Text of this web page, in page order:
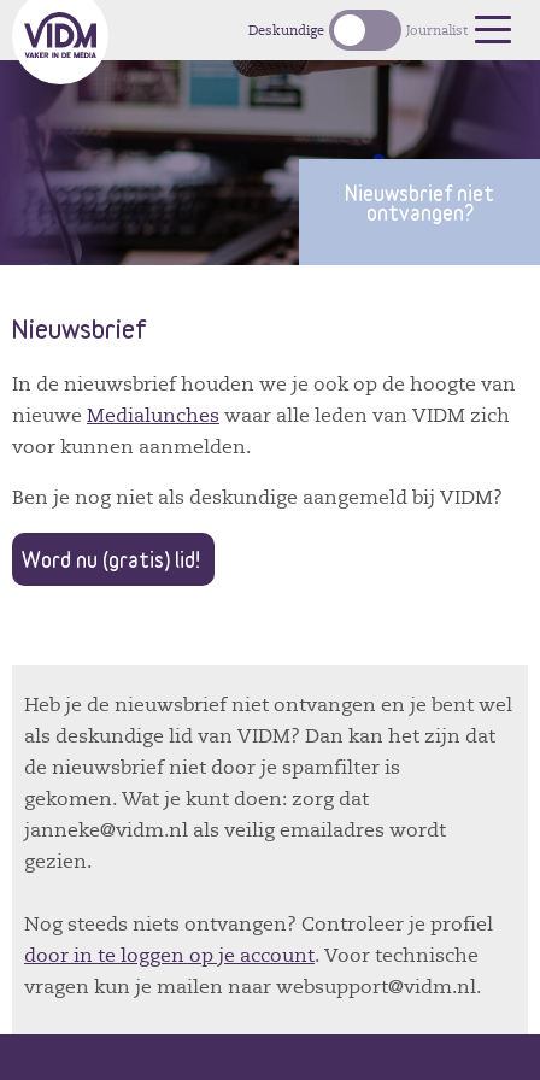
Deskundige Journalist
Nieuwsbrief niet
ontvangen?
Nieuwsbrief
In de nieuwsbrief houden we je ook op de hoogte van
nieuwe Medialunches waar alle leden van VIDM zich
voor kunnen aanmelden.
Ben je nog niet als deskundige aangemeld bij VIDM?
Word nu (gratis) lid!
Heb je de nieuwsbrief niet ontvangen en je bent wel
als deskundige lid van VIDM? Dan kan het zijn dat
de nieuwsbrief niet door je spamfilter is
gekomen. Wat je kunt doen: zorg dat
janneke@vidm.nl als veilig emailadres wordt
gezien.
Nog steeds niets ontvangen? Controleer je profiel
door in te loggen op je account. Voor technische
vragen kun je mailen naar websupport@vidm.nl.